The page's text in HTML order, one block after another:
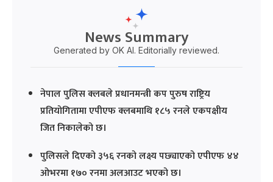
News Summary
Generated by OK AI. Editorially reviewed.
नेपाल पुलिस क्लबले प्रधानमन्त्री कप पुरुष राष्ट्रिय
प्रतियोगितामा एपीएफ क्लबमाथि १८५ रनले एकपक्षीय
जित निकालेको छ।
पुलिसले दिएको ३५६ रनको लक्ष्य पछ्याएको एपीएफ ४४
ओभरमा १७० रनमा अलआउट भएको छ।